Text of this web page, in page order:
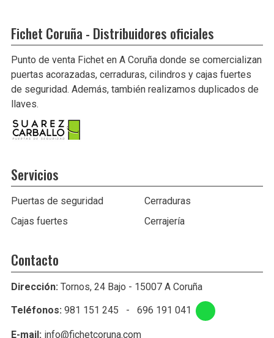
Fichet Coruña - Distribuidores oficiales
Punto de venta Fichet en A Coruña donde se comercializan
puertas acorazadas, cerraduras, cilindros y cajas fuertes
de seguridad. Además, también realizamos duplicados de
llaves.
Servicios
Puertas de seguridad
Cerraduras
Cajas fuertes
Cerrajería
Contacto
Dirección: Tornos, 24 Bajo - 15007 A Coruña
Teléfonos: 981 151 245 - 696 191 041
E-mail: info@fichetcoruna.com